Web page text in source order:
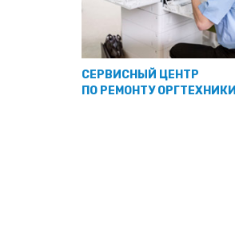
СЕРВИСНЫЙ ЦЕНТР
ПО РЕМОНТУ ОРГТЕХНИКИ